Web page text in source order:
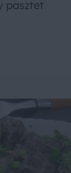
pasztet